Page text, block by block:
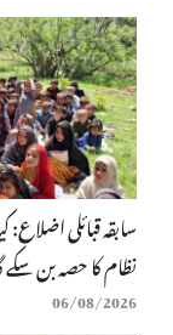
سابقہ قبائلی
نظام کا حصہ بن سکے
06/08/2026